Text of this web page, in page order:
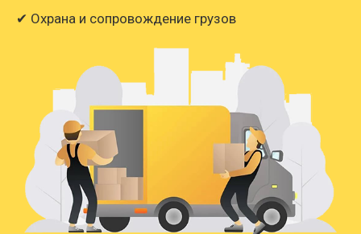
✔ Охрана и сопровождение грузов